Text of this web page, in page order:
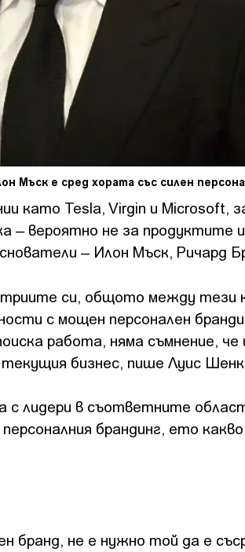
Мъск е сред хората със силен
като Tesla, Virgin и Microsoft,
– вероятно не за продуктите
– Илон Мъск, Ричард
си, общото между тези
с мощен персонален
работа, няма съмнение,
бизнес, пише Луис Шенк
с лидери в съответните
брандинг, ето
бранд, не е нужно той да е